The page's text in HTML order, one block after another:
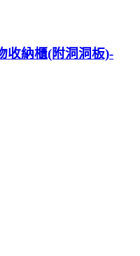
收納櫃(附洞洞板)-